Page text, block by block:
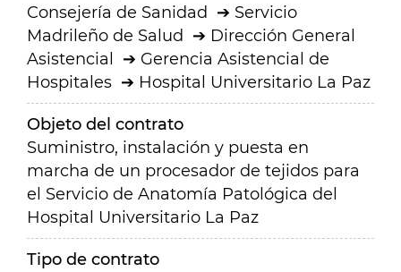
Consejería de Sanidad
Servicio
Madrileño de Salud
Dirección General
Asistencial
Gerencia Asistencial de
Hospitales
Hospital Universitario La Paz
Objeto del contrato
Suministro, instalación y puesta en
marcha de un procesador de tejidos para
el Servicio de Anatomía Patológica del
Hospital Universitario La Paz
Tipo de contrato